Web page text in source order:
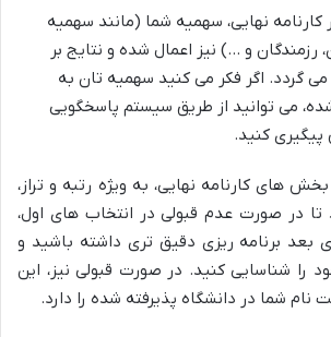
کارنامه نهایی، سهمیه شما (مانند سهمیه
رزمندگان و …) نیز اعمال شده و نتایج بر
گردد. اگر فکر می کنید سهمیه تان به
می توانید از طریق سیستم پاسخگویی
کنید.
های کارنامه نهایی، به ویژه رتبه و تراز،
در صورت عدم قبولی در انتخاب های اول،
بعد برنامه ریزی دقیق تری داشته باشید و
شناسایی کنید. در صورت قبولی نیز، این
نام شما در دانشگاه پذیرفته شده را دارد.